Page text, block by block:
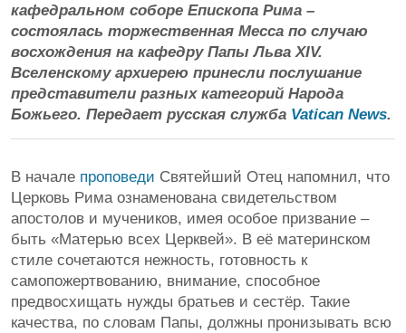
кафедральном соборе Епископа Рима –
состоялась торжественная Месса по случаю
восхождения на кафедру Папы Льва XIV.
Вселенскому архиерею принесли послушание
представители разных категорий Народа
Божьего. Передает русская служба Vatican News.
В начале проповеди Святейший Отец напомнил, что
Церковь Рима ознаменована свидетельством
апостолов и мучеников, имея особое призвание –
быть «Матерью всех Церквей». В её материнском
стиле сочетаются нежность, готовность к
самопожертвованию, внимание, способное
предвосхищать нужды братьев и сестёр. Такие
качества, по словам Папы, должны пронизывать всю